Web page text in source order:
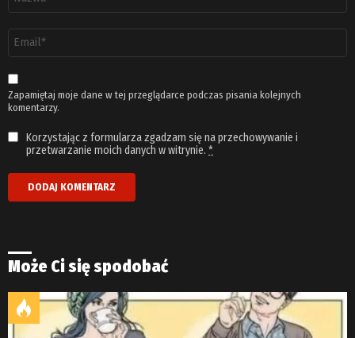
email
*
Zapamiętaj moje dane w tej przeglądarce podczas pisania kolejnych
komentarzy.
Korzystając z formularza zgadzam się na przechowywanie i
przetwarzanie moich danych w witrynie. *
Może Ci się spodobać